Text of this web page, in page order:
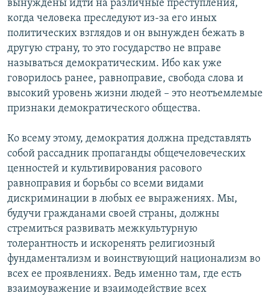
вынуждены идти на различные преступления,
когда человека преследуют из-за его иных
политических взглядов и он вынужден бежать в
другую страну, то это государство не вправе
называться демократическим. Ибо как уже
говорилось ранее, равноправие, свобода слова и
высокий уровень жизни людей – это неотъемлемые
признаки демократического общества.
Ко всему этому, демократия должна представлять
собой рассадник пропаганды общечеловеческих
ценностей и культивирования расового
равноправия и борьбы со всеми видами
дискриминации в любых ее выражениях. Мы,
будучи гражданами своей страны, должны
стремиться развивать межкультурную
толерантность и искоренять религиозный
фундаментализм и воинствующий национализм во
всех ее проявлениях. Ведь именно там, где есть
взаимоуважение и взаимодействие всех